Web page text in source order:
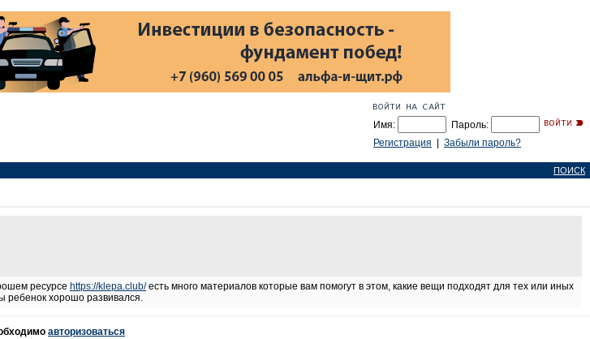
Имя:
Пароль:
Регистрация
Забыли пароль?
ПОИСК
ресурсе https://klepa.club/есть много материалов которые вам помогут в этом, какие вещи подходят для тех или иных
ребенок хорошо развивался.
авторизоваться